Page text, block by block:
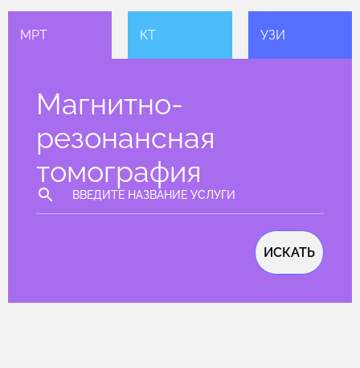
МРТ КТ УЗИ
Магнитно-
резонансная
томография
ИСКАТЬ